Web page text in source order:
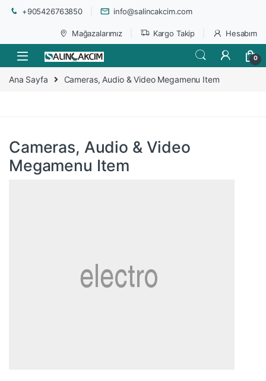
+905426763850 info@salincakcim.com
Mağazalarımız Kargo Takip Hesabım
0
Ana Sayfa Cameras, Audio & Video Megamenu Item
Cameras, Audio & Video
Megamenu Item